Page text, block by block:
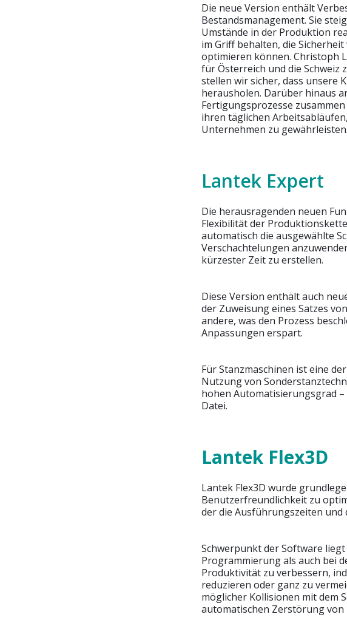
Die neue Version enthält
Bestandsmanagement. Sie
Umstände in der Produktion
im Griff behalten, die
optimieren können. Christoph
für Österreich und die Schweiz
stellen wir sicher, dass unsere
herausholen. Darüber hinaus
Fertigungsprozesse
ihren täglichen
Unternehmen zu
Lantek Expert
Die herausragenden neuen
Flexibilität der
automatisch die ausgewählte
Verschachtelungen
kürzester Zeit zu erstellen.
Diese Version enthält auch
der Zuweisung eines Satzes
andere, was den Prozess
Anpassungen erspart.
Für Stanzmaschinen ist eine
Nutzung von
hohen Automatisierungsgrad
Datei.
Lantek Flex3D
Lantek Flex3D wurde
Benutzerfreundlichkeit zu
der die Ausführungszeiten und
Schwerpunkt der Software
Programmierung als auch bei
Produktivität zu verbessern,
reduzieren oder ganz zu
möglicher Kollisionen mit dem
automatischen Zerstörung von